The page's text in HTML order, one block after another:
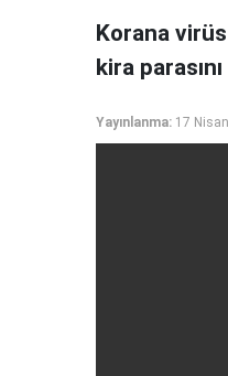
Korana
kira
Yayınlanma: 17